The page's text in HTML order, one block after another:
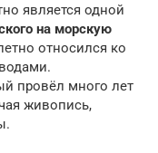
является одной
на морскую
относился ко
провёл много лет
живопись,